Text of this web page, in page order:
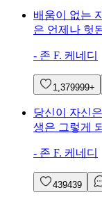
배움이 없는
은 언제나 헛
- 존 F. 케네디
1,379999+
당신이 자신
생은 그렇게
- 존 F. 케네디
439439